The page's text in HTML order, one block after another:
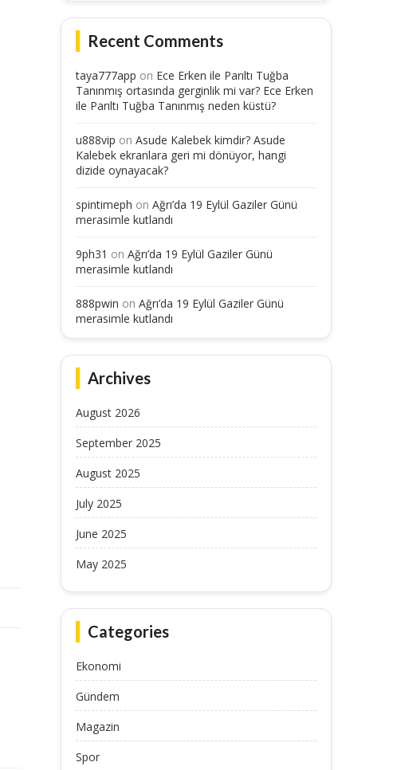
Recent Comments
taya777app on Ece Erken ile Parıltı Tuğba
Tanınmış ortasında gerginlik mi var? Ece Erken
ile Parıltı Tuğba Tanınmış neden küstü?
u888vip on Asude Kalebek kimdir? Asude
Kalebek ekranlara geri mi dönüyor, hangi
dizide oynayacak?
spintimeph on Ağrı’da 19 Eylül Gaziler Günü
merasimle kutlandı
9ph31 on Ağrı’da 19 Eylül Gaziler Günü
merasimle kutlandı
888pwin on Ağrı’da 19 Eylül Gaziler Günü
merasimle kutlandı
Archives
August 2026
September 2025
August 2025
July 2025
June 2025
May 2025
Categories
Ekonomi
Gündem
Magazin
Spor